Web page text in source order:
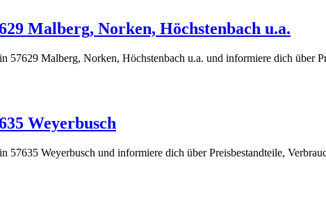
Malberg, Norken, Höchstenbach u.a.
57629 Malberg, Norken, Höchstenbach u.a. und informiere dich
Weyerbusch
57635 Weyerbusch und informiere dich über Preisbestandteile,